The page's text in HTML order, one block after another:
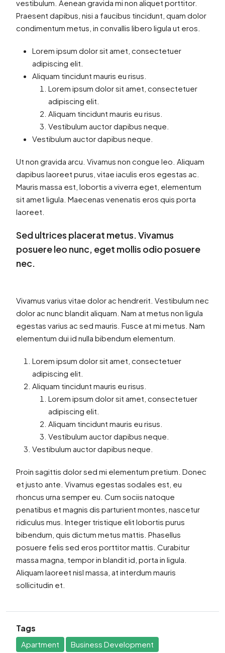
vestibulum. Aenean gravida mi non aliquet porttitor.
Praesent dapibus, nisi a faucibus tincidunt, quam dolor
condimentum metus, in convallis libero ligula ut eros.
Lorem ipsum dolor sit amet, consectetuer
adipiscing elit.
Aliquam tincidunt mauris eu risus.
Lorem ipsum dolor sit amet, consectetuer
adipiscing elit.
Aliquam tincidunt mauris eu risus.
Vestibulum auctor dapibus neque.
Vestibulum auctor dapibus neque.
Ut non gravida arcu. Vivamus non congue leo. Aliquam
dapibus laoreet purus, vitae iaculis eros egestas ac.
Mauris massa est, lobortis a viverra eget, elementum
sit amet ligula. Maecenas venenatis eros quis porta
laoreet.
Sed ultrices placerat metus. Vivamus
posuere leo nunc, eget mollis odio posuere
nec.
Vivamus varius vitae dolor ac hendrerit. Vestibulum nec
dolor ac nunc blandit aliquam. Nam at metus non ligula
egestas varius ac sed mauris. Fusce at mi metus. Nam
elementum dui id nulla bibendum elementum.
Lorem ipsum dolor sit amet, consectetuer
adipiscing elit.
Aliquam tincidunt mauris eu risus.
Lorem ipsum dolor sit amet, consectetuer
adipiscing elit.
Aliquam tincidunt mauris eu risus.
Vestibulum auctor dapibus neque.
Vestibulum auctor dapibus neque.
Proin sagittis dolor sed mi elementum pretium. Donec
et justo ante. Vivamus egestas sodales est, eu
rhoncus urna semper eu. Cum sociis natoque
penatibus et magnis dis parturient montes, nascetur
ridiculus mus. Integer tristique elit lobortis purus
bibendum, quis dictum metus mattis. Phasellus
posuere felis sed eros porttitor mattis. Curabitur
massa magna, tempor in blandit id, porta in ligula.
Aliquam laoreet nisl massa, at interdum mauris
sollicitudin et.
Tags
Apartment
Business Development